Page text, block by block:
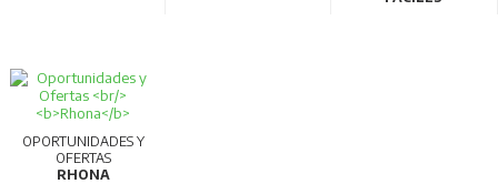
OPORTUNIDADES Y
OFERTAS
RHONA